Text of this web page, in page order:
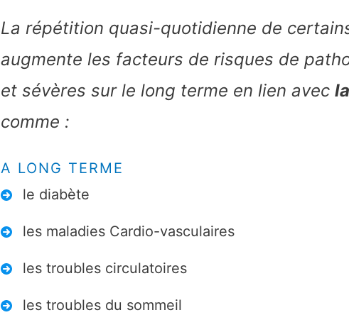
La répétition quasi-quotidienne de
augmente les facteurs de risques de
et sévères sur le long terme en lien avec
comme :
A LONG TERME
le diabète
les maladies Cardio-vasculaires
les troubles circulatoires
les troubles du sommeil